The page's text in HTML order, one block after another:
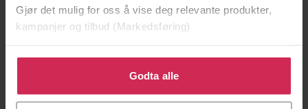
Gjør det mulig for oss å vise deg relevante produkter,
kampanjer og tilbud (Markedsføring)
Klikk på «Godta alle» for å gi oss ditt samtykke til å
bruke cookies for alle disse formålene. Du kan også
tilpasse ditt samtykke til spesifikke formål ved å klikke
Godta alle
Forlag Cappelen Damm
Sjanger Biografier,Helse og livsstil,Dokumentar og